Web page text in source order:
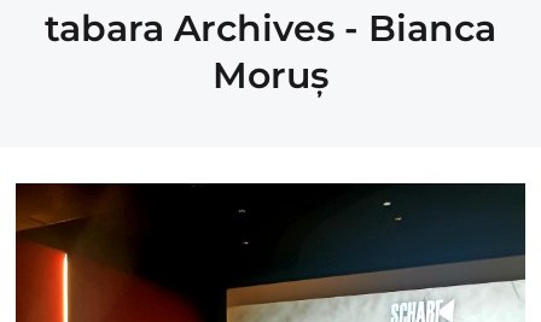
tabara Archives - Bianca
Moruș